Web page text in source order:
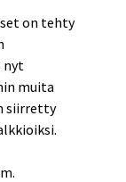
on tehty
nyt
muita
siirretty